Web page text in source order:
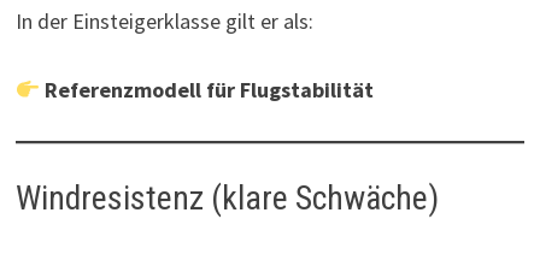
In der Einsteigerklasse gilt er als:
Referenzmodell für Flugstabilität
Windresistenz (klare Schwäche)